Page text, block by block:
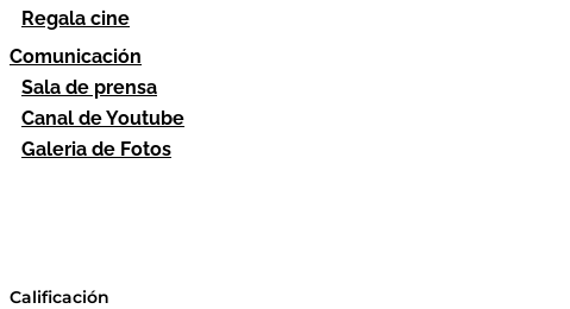
Regala cine
Comunicación
Sala de prensa
Canal de Youtube
Galeria de Fotos
Calificación